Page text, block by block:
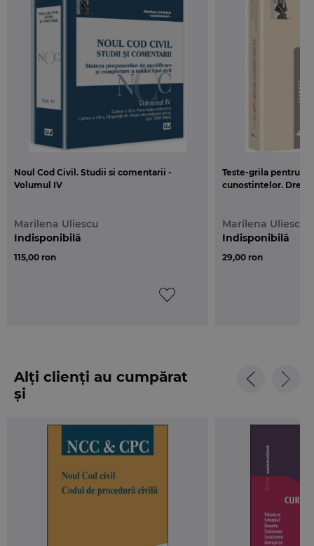
drepturilor si libertatilor civile fundamentale ale personalitatii
civile ale altor state europene. În acelasi sens, am mai putea
remarca reglementarea explicita a dreptului de proprietate
privata si a dreptului de proprietate publica, precum si a
drepturilor reale principale derivate din dreptul de proprietate
publica, si anume: dreptul de administrare, dreptul de
concesiune si dreptul de folosita. De asemenea, remarcam
introducerea in "Noul Cod civil" a cartii funciare cu efectul
dreptului anglo-saxon (trustul), institutie care este receptata si
Elvetia.
Introducerea fiduciei in "Noul Cod civil" a fost, credem,
organizarea patrimoniului si care cunoaste, desigur, o aplicare
aleatorie, amintim, in aceasta ordine de idei, institutii ca
dreptul de proprietate, optiunea succesorala, raspunderea civil
Noul Cod Civil. Studii si comentarii -
Volumul IV
Marilena Uliescu
115,00 ron
Indisponibilă
Teste-grila pentru
cunostintelor. Drept
Marilena Uliescu
29,00 ron
Indisponibilă
Alți clienți au cumpărat
și